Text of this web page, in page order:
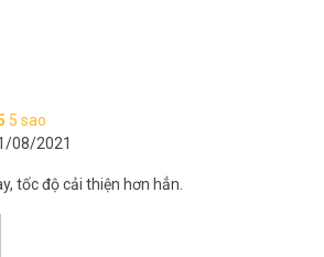
5 sao
08/2021
tốc độ cải thiện hơn hẳn.